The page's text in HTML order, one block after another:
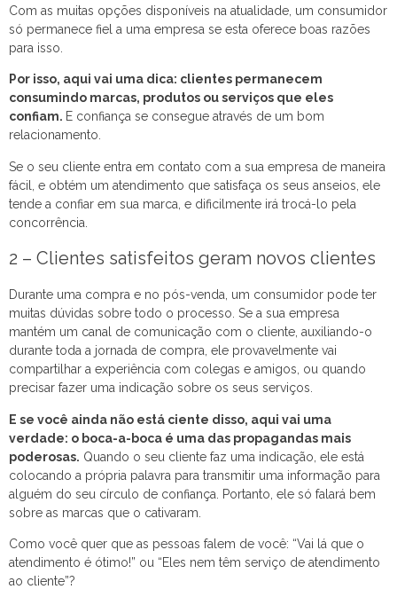
Com as muitas opções disponíveis na atualidade, um consumidor
só permanece fiel a uma empresa se esta oferece boas razões
para isso.
Por isso, aqui vai uma dica: clientes permanecem
consumindo marcas, produtos ou serviços que eles
confiam. E confiança se consegue através de um bom
relacionamento.
Se o seu cliente entra em contato com a sua empresa de maneira
fácil, e obtém um atendimento que satisfaça os seus anseios, ele
tende a confiar em sua marca, e dificilmente irá trocá-lo pela
concorrência.
2 – Clientes satisfeitos geram novos clientes
Durante uma compra e no pós-venda, um consumidor pode ter
muitas dúvidas sobre todo o processo. Se a sua empresa
mantém um canal de comunicação com o cliente, auxiliando-o
durante toda a jornada de compra, ele provavelmente vai
compartilhar a experiência com colegas e amigos, ou quando
precisar fazer uma indicação sobre os seus serviços.
E se você ainda não está ciente disso, aqui vai uma
verdade: o boca-a-boca é uma das propagandas mais
poderosas. Quando o seu cliente faz uma indicação, ele está
colocando a própria palavra para transmitir uma informação para
alguém do seu círculo de confiança. Portanto, ele só falará bem
sobre as marcas que o cativaram.
Como você quer que as pessoas falem de você: “Vai lá que o
atendimento é ótimo!” ou “Eles nem têm serviço de atendimento
ao cliente”?